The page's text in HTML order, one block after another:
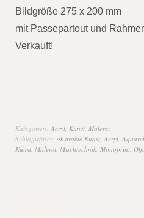
Bildgröße 275 x 200 mm
mit Passepartout und
Verkauft!
Kategorien: Acryl Kunst Malerei
Schlagwörter: abstrakte Kunst Acryl
Kunst Malerei Mischtechnik Monoprint